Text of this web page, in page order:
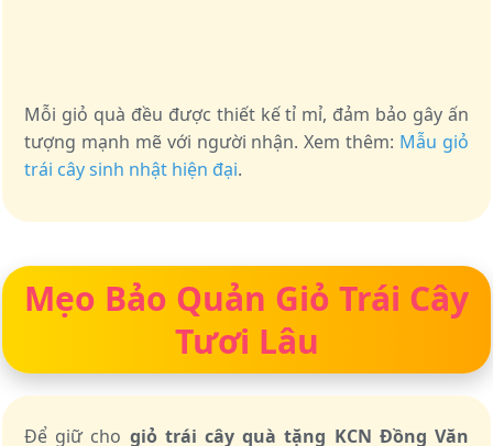
Mỗi giỏ quà đều được thiết kế tỉ mỉ, đảm bảo gây ấn
tượng mạnh mẽ với người nhận. Xem thêm: Mẫu giỏ
trái cây sinh nhật hiện đại.
Mẹo Bảo Quản Giỏ Trái Cây
Tươi Lâu
Để giữ cho giỏ trái cây quà tặng KCN Đồng Văn